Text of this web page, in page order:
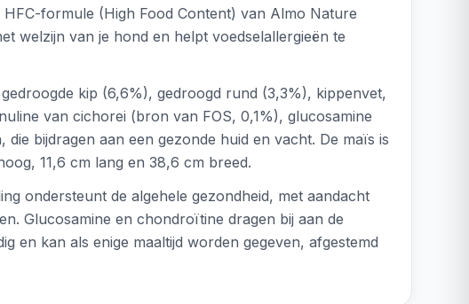
formule (High Food Content) van Almo Nature
welzijn van je hond en helpt voedselallergieën te
kip (6,6%), gedroogd rund (3,3%), kippenvet,
van cichorei (bron van FOS, 0,1%), glucosamine
bijdragen aan een gezonde huid en vacht. De maïs is
11,6 cm lang en 38,6 cm breed.
ondersteunt de algehele gezondheid, met aandacht
Glucosamine en chondroïtine dragen bij aan de
en kan als enige maaltijd worden gegeven, afgestemd